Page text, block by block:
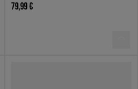
79,99 €